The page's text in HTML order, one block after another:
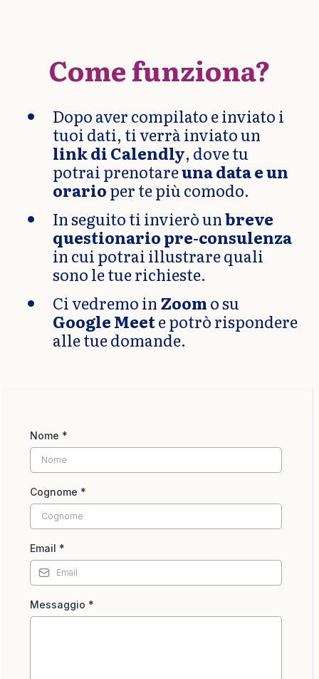
Come funziona?
Dopo aver compilato e inviato i
tuoi dati, ti verrà inviato un
link di Calendly, dove tu
potrai prenotareuna data e un
orarioper te più comodo.
In seguito ti invierò unbreve
questionario pre-consulenza
in cui potrai illustrare quali
sono le tue richieste.
Ci vedremo inZoomo su
Google Meete potrò rispondere
alle tue domande.
Nome *
Cognome *
Email *
Messaggio *